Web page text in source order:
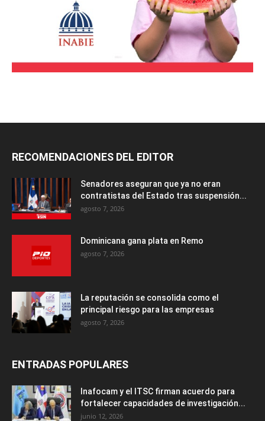
RECOMENDACIONES DEL EDITOR
Senadores aseguran que ya no eran
contratistas del Estado tras suspensión...
agosto 7, 2026
Dominicana gana plata en Remo
agosto 7, 2026
La reputación se consolida como el
principal riesgo para las empresas
agosto 7, 2026
ENTRADAS POPULARES
Inafocam y el ITSC firman acuerdo para
fortalecer capacidades de investigación...
junio 12, 2026